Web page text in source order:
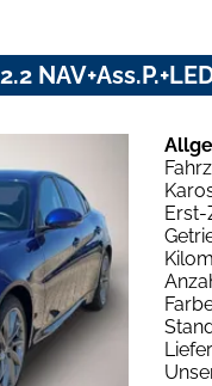
Erst-